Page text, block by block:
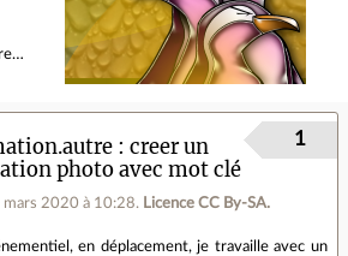
creer un
photo avec mot clé
mars 2020 à 10:28. Licence CC By‑SA.
1
en déplacement, je travaille avec un